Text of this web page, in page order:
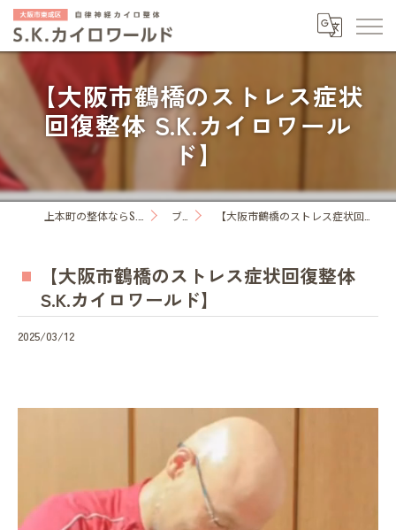
【大阪市鶴橋のストレス症状
回復整体 S.K.カイロワール
ド】
ブログ 【大阪市鶴橋のストレス症状回復整体 S.K.カイロワールド】
【大阪市鶴橋のストレス症状回復整体
S.K.カイロワールド】
2025/03/12